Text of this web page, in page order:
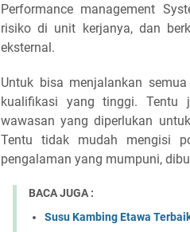
Performance management
risiko di unit kerjanya, dan
eksternal.
Untuk bisa menjalankan
kualifikasi yang tinggi. Tentu
wawasan yang diperlukan
Tentu tidak mudah mengisi
pengalaman yang mumpuni,
BACA JUGA :
Susu Kambing Etawa